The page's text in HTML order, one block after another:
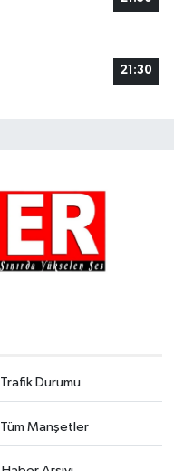
21:30
Trafik Durumu
Tüm Manşetler